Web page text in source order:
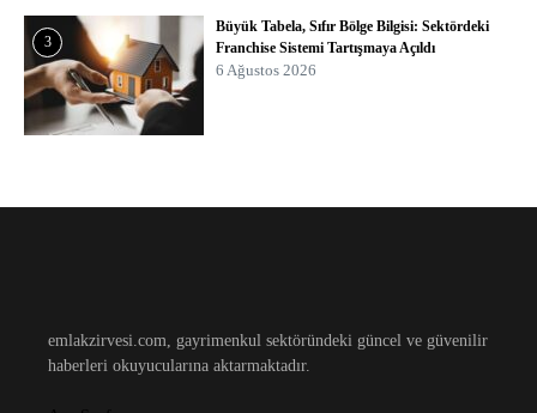
3
Büyük Tabela, Sıfır Bölge Bilgisi: Sektördeki
Franchise Sistemi Tartışmaya Açıldı
6 Ağustos 2026
emlakzirvesi.com, gayrimenkul sektöründeki güncel ve güvenilir
haberleri okuyucularına aktarmaktadır.